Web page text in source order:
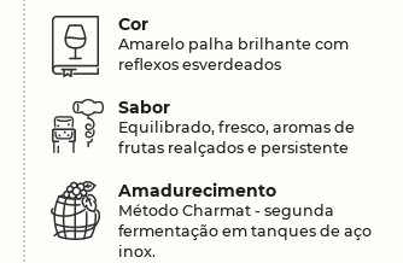
Cor
Amarelo palha brilhante com
reflexos esverdeados
Sabor
Equilibrado, fresco, aromas de
frutas realçados e persistente
Amadurecimento
Método Charmat - segunda
fermentação em tanques de aço
inox.